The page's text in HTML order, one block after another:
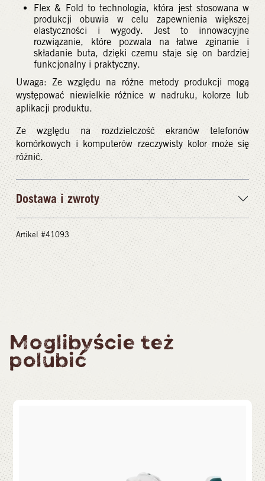
Flex & Fold to technologia, która jest stosowana w
produkcji obuwia w celu zapewnienia większej
elastyczności i wygody. Jest to innowacyjne
rozwiązanie, które pozwala na łatwe zginanie i
składanie buta, dzięki czemu staje się on bardziej
funkcjonalny i praktyczny.
Uwaga: Ze względu na różne metody produkcji mogą
występować niewielkie różnice w nadruku, kolorze lub
aplikacji produktu.
Ze względu na rozdzielczość ekranów telefonów
komórkowych i komputerów rzeczywisty kolor może się
różnić.
Dostawa i zwroty
Artikel #41093
Moglibyście też
polubić